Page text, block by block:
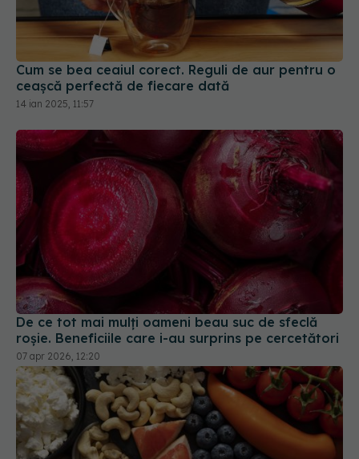
Cum se bea ceaiul corect. Reguli de aur pentru o
ceașcă perfectă de fiecare dată
14 ian 2025, 11:57
De ce tot mai mulți oameni beau suc de sfeclă
roșie. Beneficiile care i-au surprins pe cercetători
07 apr 2026, 12:20